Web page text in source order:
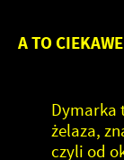
A TO
Dymarka
żelaza,
czyli od